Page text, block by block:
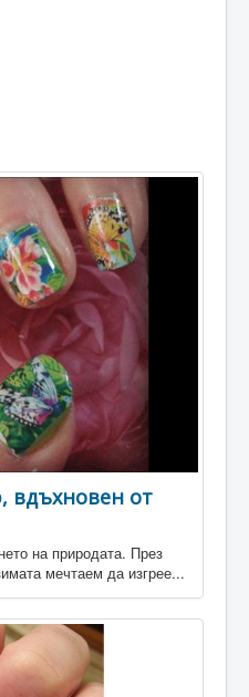
вдъхновен от
на природата. През
мечтаем да изгрее...